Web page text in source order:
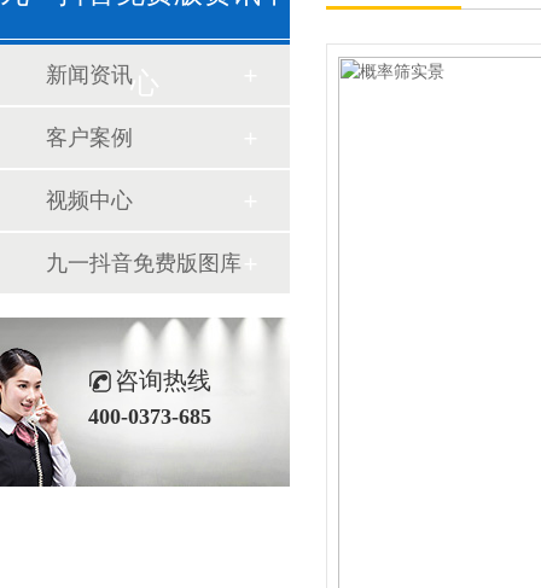
心
新闻资讯
客户案例
视频中心
九一抖音免费版图库
咨询热线
400-0373-685